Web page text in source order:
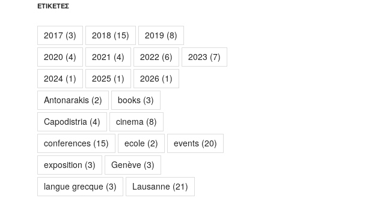
ΕΤΙΚΈΤΕΣ
2017(3) 2018 (15) 2019 (8)
2020 (4) 2021 (4) 2022 (6) 2023 (7)
2024(1) 2025(1) 2026 (1)
Antonarakis(2) books(3)
Capodistria (4) cinema (8)
conferences(15) ecole(2) events(20)
exposition (3) Genève(3)
langue grecque(3) Lausanne(21)